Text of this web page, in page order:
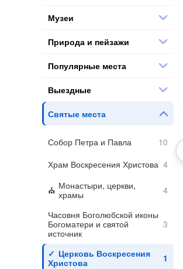
Да Нет
Музеи
Природа и пейзажи
Популярные места
Выездные
Святые места
Собор Петра и Павла
Храм Воскресения Христова
Монастыри, церкви,
храмы
Часовня Боголюбской иконы
Богоматери и святой
источник
Церковь Воскресения
Христова